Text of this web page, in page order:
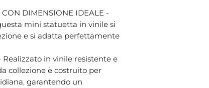
DIMENSIONE IDEALE -
mini statuetta in vinile si
e si adatta perfettamente
Realizzato in vinile resistente e
collezione è costruito per
garantendo un